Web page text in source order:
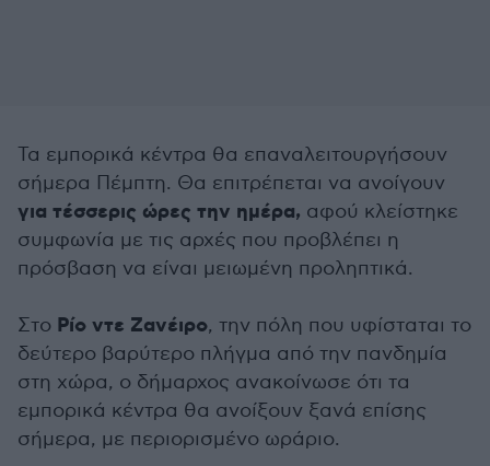
Τα εμπορικά κέντρα θα επαναλειτουργήσουν
σήμερα Πέμπτη. Θα επιτρέπεται να ανοίγουν
για τέσσερις ώρες την ημέρα, αφού κλείστηκε
συμφωνία με τις αρχές που προβλέπει η
πρόσβαση να είναι μειωμένη προληπτικά.
Στο Ρίο ντε Ζανέιρο, την πόλη που υφίσταται το
δεύτερο βαρύτερο πλήγμα από την πανδημία
στη χώρα, ο δήμαρχος ανακοίνωσε ότι τα
εμπορικά κέντρα θα ανοίξουν ξανά επίσης
σήμερα, με περιορισμένο ωράριο.